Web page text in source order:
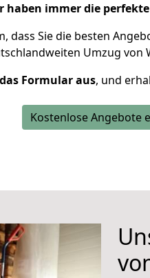
haben immer die
dass Sie die besten
Umzug von
Formular aus, und
Kostenlose Angebote